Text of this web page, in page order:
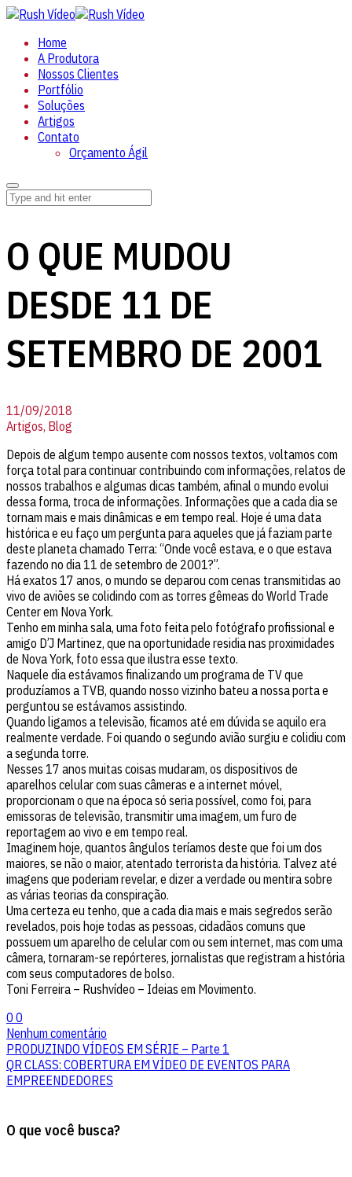
Home
A Produtora
Nossos Clientes
Portfólio
Soluções
Artigos
Contato
Orçamento Ágil
O QUE MUDOU
DESDE 11 DE
SETEMBRO DE 2001
11/09/2018
Artigos, Blog
Depois de algum tempo ausente com nossos textos, voltamos com
força total para continuar contribuindo com informações, relatos de
nossos trabalhos e algumas dicas também, afinal o mundo evolui
dessa forma, troca de informações. Informações que a cada dia se
tornam mais e mais dinâmicas e em tempo real. Hoje é uma data
histórica e eu faço um pergunta para aqueles que já faziam parte
deste planeta chamado Terra: “Onde você estava, e o que estava
fazendo no dia 11 de setembro de 2001?”.
Há exatos 17 anos, o mundo se deparou com cenas transmitidas ao
vivo de aviões se colidindo com as torres gêmeas do World Trade
Center em Nova York.
Tenho em minha sala, uma foto feita pelo fotógrafo profissional e
amigo D’J Martinez, que na oportunidade residia nas proximidades
de Nova York, foto essa que ilustra esse texto.
Naquele dia estávamos finalizando um programa de TV que
produzíamos a TVB, quando nosso vizinho bateu a nossa porta e
perguntou se estávamos assistindo.
Quando ligamos a televisão, ficamos até em dúvida se aquilo era
realmente verdade. Foi quando o segundo avião surgiu e colidiu com
a segunda torre.
Nesses 17 anos muitas coisas mudaram, os dispositivos de
aparelhos celular com suas câmeras e a internet móvel,
proporcionam o que na época só seria possível, como foi, para
emissoras de televisão, transmitir uma imagem, um furo de
reportagem ao vivo e em tempo real.
Imaginem hoje, quantos ângulos teríamos deste que foi um dos
maiores, se não o maior, atentado terrorista da história. Talvez até
imagens que poderiam revelar, e dizer a verdade ou mentira sobre
as várias teorias da conspiração.
Uma certeza eu tenho, que a cada dia mais e mais segredos serão
revelados, pois hoje todas as pessoas, cidadãos comuns que
possuem um aparelho de celular com ou sem internet, mas com uma
câmera, tornaram-se repórteres, jornalistas que registram a história
com seus computadores de bolso.
Toni Ferreira – Rushvídeo – Ideias em Movimento.
0 0
Nenhum comentário
PRODUZINDO VÍDEOS EM SÉRIE – Parte 1
QR CLASS: COBERTURA EM VÍDEO DE EVENTOS PARA
EMPREENDEDORES
O que você busca?